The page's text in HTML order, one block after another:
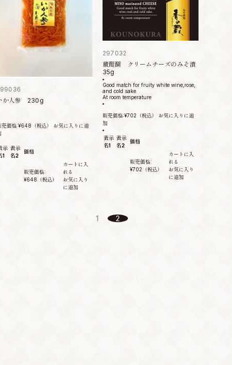
か人参 230g
売価格:¥648 （税込）
お気に入りに追
示
1
表示
名2
価格
販売価格:
¥648 （税込）
カートに入
れる
お気に入り
に追加
297032
蔵醍醐 クリームチーズのみそ漬
35g
Good match for fruity white wine,rose,
and cold sake.
At room temperature
販売価格:¥702 （税込）
お気に入りに追
加
表示
名1
表示
名2
価格
販売価格:
¥702 （税込）
カートに入
れる
お気に入り
に追加
1 2